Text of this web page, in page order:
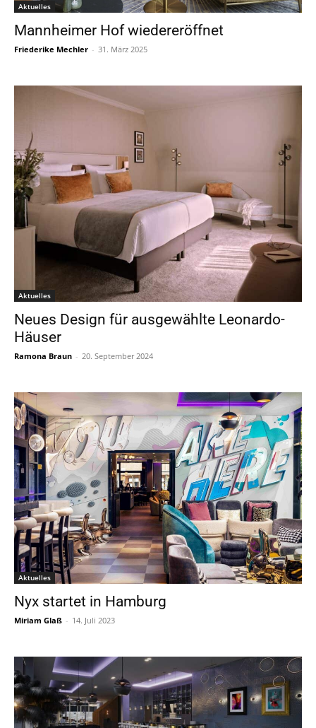
Aktuelles
Mannheimer Hof wiedereröffnet
Friederike Mechler - 31. März 2025
Aktuelles
Neues Design für ausgewählte Leonardo-
Häuser
Ramona Braun - 20. September 2024
Aktuelles
Nyx startet in Hamburg
Miriam Glaß - 14. Juli 2023